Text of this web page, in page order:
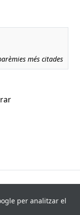
més citades
Última
per analitzar el